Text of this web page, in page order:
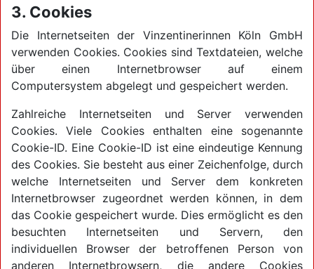
3. Cookies
Die Internetseiten der Vinzentinerinnen Köln GmbH
verwenden Cookies. Cookies sind Textdateien, welche
über einen Internetbrowser auf einem
Computersystem abgelegt und gespeichert werden.
Zahlreiche Internetseiten und Server verwenden
Cookies. Viele Cookies enthalten eine sogenannte
Cookie-ID. Eine Cookie-ID ist eine eindeutige Kennung
des Cookies. Sie besteht aus einer Zeichenfolge, durch
welche Internetseiten und Server dem konkreten
Internetbrowser zugeordnet werden können, in dem
das Cookie gespeichert wurde. Dies ermöglicht es den
besuchten Internetseiten und Servern, den
individuellen Browser der betroffenen Person von
anderen Internetbrowsern, die andere Cookies